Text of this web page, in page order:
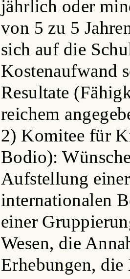
jährlich oder
von 5 zu 5
sich auf die
Kostenaufwand
Resultate
reichem
2) Komitee für
Bodio):
Aufstellung
internationalen
einer
Wesen, die
Erhebungen,